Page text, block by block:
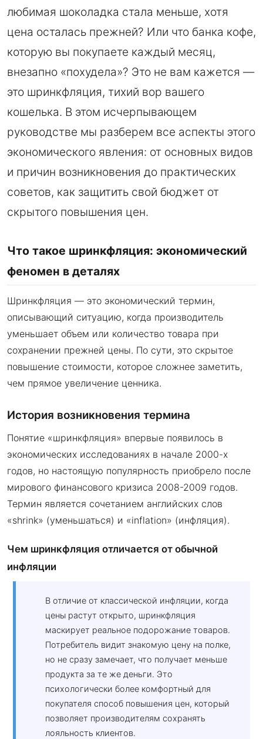
любимая шоколадка стала меньше, хотя
цена осталась прежней? Или что банка кофе,
которую вы покупаете каждый месяц,
внезапно «похудела»? Это не вам кажется —
это шринкфляция, тихий вор вашего
кошелька. В этом исчерпывающем
руководстве мы разберем все аспекты этого
экономического явления: от основных видов
и причин возникновения до практических
советов, как защитить свой бюджет от
скрытого повышения цен.
Что такое шринкфляция: экономический
феномен в деталях
Шринкфляция — это экономический термин,
описывающий ситуацию, когда производитель
уменьшает объем или количество товара при
сохранении прежней цены. По сути, это скрытое
повышение стоимости, которое сложнее заметить,
чем прямое увеличение ценника.
История возникновения термина
Понятие «шринкфляция» впервые появилось в
экономических исследованиях в начале 2000-х
годов, но настоящую популярность приобрело после
мирового финансового кризиса 2008-2009 годов.
Термин является сочетанием английских слов
«shrink» (уменьшаться) и «inflation» (инфляция).
Чем шринкфляция отличается от обычной
инфляции
В отличие от классической инфляции, когда
цены растут открыто, шринкфляция
маскирует реальное подорожание товаров.
Потребитель видит знакомую цену на полке,
но не сразу замечает, что получает меньше
продукта за те же деньги. Это
психологически более комфортный для
покупателя способ повышения цен, который
позволяет производителям сохранять
лояльность клиентов.